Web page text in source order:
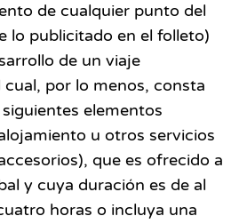
de cualquier punto del
lo publicitado en el folleto)
de un viaje
por lo menos, consta
elementos
u otros servicios
que es ofrecido a
y cuya duración es de al
horas o incluya una